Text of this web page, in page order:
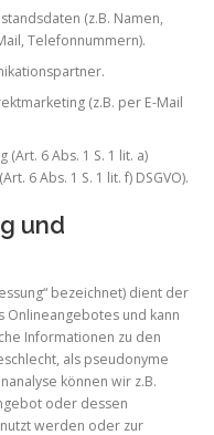
(z.B. Namen,
Telefonnummern).
(z.B. per E-Mail
(Art. 6 Abs. 1 S. 1 lit. a)
6 Abs. 1 S. 1 lit. f) DSGVO).
und
bezeichnet) dient der
und kann
Informationen zu den
als pseudonyme
können wir z.B.
oder dessen
werden oder zur